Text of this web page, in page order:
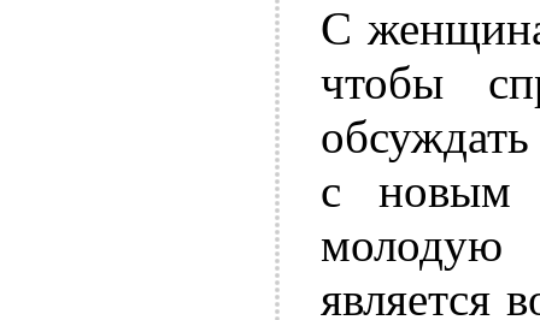
С
чтобы
с новым
молодую
является